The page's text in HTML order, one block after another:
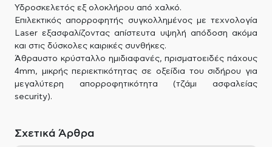
Υδροσκελετός εξ ολοκλήρου από χαλκό.
Επιλεκτικός απορροφητής συγκολλημένος με τεχνολογία
Laser εξασφαλίζοντας απίστευτα υψηλή απόδοση ακόμα
και στις δύσκολες καιρικές συνθήκες.
Άθραυστο κρύσταλλο ημιδιαφανές, πρισματοειδές πάχους
4mm, μικρής περιεκτικότητας σε οξείδια του σιδήρου για
μεγαλύτερη απορροφητικότητα (τζάμι ασφαλείας
security).
Σχετικά Άρθρα